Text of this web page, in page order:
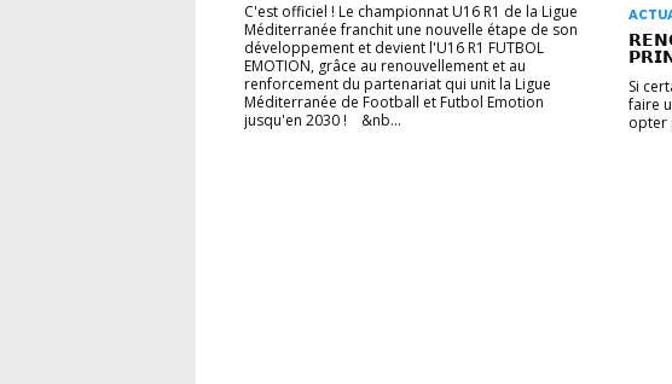
C'est officiel ! Le championnat U16 R1 de la Ligue
Méditerranée franchit une nouvelle étape de son
développement et devient l'U16 R1 FUTBOL
EMOTION, grâce au renouvellement et au
renforcement du partenariat qui unit la Ligue
Méditerranée de Football et Futbol Emotion
jusqu'en 2030 ! &nb...
Si
faire
opter